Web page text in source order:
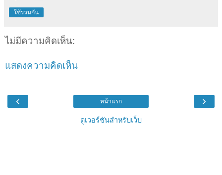
ใช้ร่วมกัน
ไม่มีความคิดเห็น:
แสดงความคิดเห็น
‹ ›
หน้าแรก
ดูเวอร์ชันสำหรับเว็บ